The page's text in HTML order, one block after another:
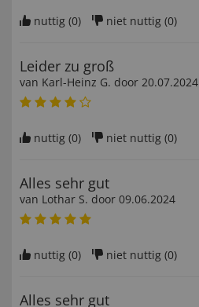
nuttig (0) niet nuttig (0)
Leider zu groß
van Karl-Heinz G. door 20.07.2024
nuttig (0) niet nuttig (0)
Alles sehr gut
van Lothar S. door 09.06.2024
nuttig (0) niet nuttig (0)
Alles sehr gut